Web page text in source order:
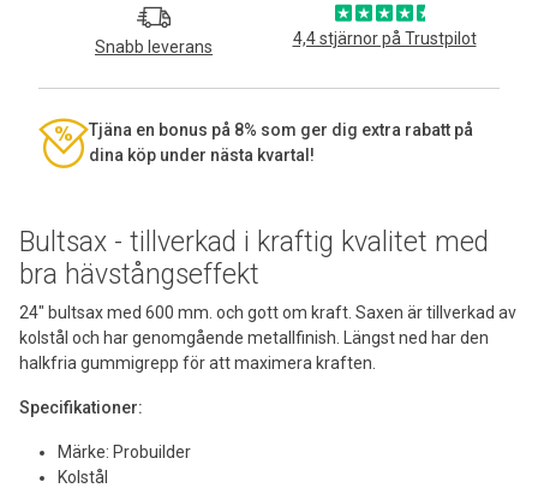
Bultsax - tillverkad i kraftig kvalitet med
bra hävstångseffekt
24" bultsax med 600 mm. och gott om kraft. Saxen är tillverkad av
kolstål och har genomgående metallfinish. Längst ned har den
halkfria gummigrepp för att maximera kraften.
Specifikationer:
Märke: Probuilder
Kolstål
Snabb leverans 4,4 stjärnor på Trustpilot
Tjäna en bonus på 8% som ger dig extra rabatt på
dina köp under nästa kvartal!